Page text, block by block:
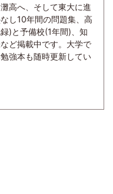
高へ、そして東大に進
し10年間の問題集、高
)と予備校(1年間)、知
ど掲載中です。大学で
強本も随時更新してい